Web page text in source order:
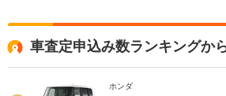
車査定申込み数ランキングか
ホンダ